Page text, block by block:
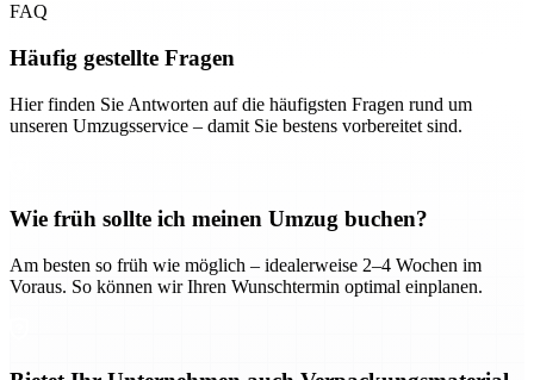
FAQ
Häufig gestellte Fragen
Hier finden Sie Antworten auf die häufigsten Fragen rund um
unseren Umzugsservice – damit Sie bestens vorbereitet sind.
Wie früh sollte ich meinen Umzug buchen?
Am besten so früh wie möglich – idealerweise 2–4 Wochen im
Voraus. So können wir Ihren Wunschtermin optimal einplanen.